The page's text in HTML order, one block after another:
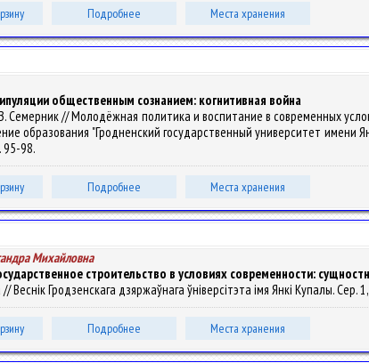
Подробнее Места хранения
общественным сознанием: когнитивная война
Семерник // Молодёжная политика и воспитание в современных
образования "Гродненский государственный университет имени
95-98.
Подробнее Места хранения
Михайловна
строительство в условиях современности:
Гродзенскага дзяржаўнага ўніверсітэта імя Янкі Купалы. Сер.
Подробнее Места хранения